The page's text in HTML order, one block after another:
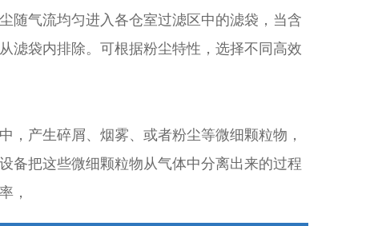
随气流均匀进入各仓室过滤区中的滤袋，当含
滤袋内排除。可根据粉尘特性，选择不同高效
，产生碎屑、烟雾、或者粉尘等微细颗粒物，
备把这些微细颗粒物从气体中分离出来的过程
，